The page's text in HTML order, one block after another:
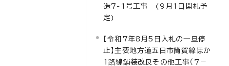
造7-1号工事 (9月1日開札予
定)
【令和7年8月5日入札の一旦停
止】主要地方道五日市筒賀線ほか
1路線舗装改良その他工事（7－